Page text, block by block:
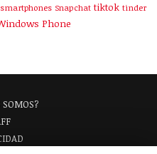
smartphones Snapchat tiktok tinder
Phone